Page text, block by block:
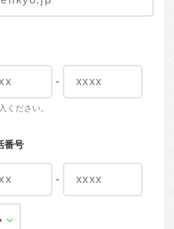
-
ください。
番号
-